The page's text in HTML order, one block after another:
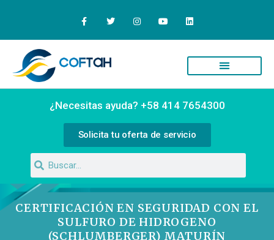
¿Necesitas ayuda? +58 414 7654300
Solicita tu oferta de servicio
CERTIFICACIÓN EN SEGURIDAD CON EL
SULFURO DE HIDROGENO
(SCHLUMBERGER) MATURÍN